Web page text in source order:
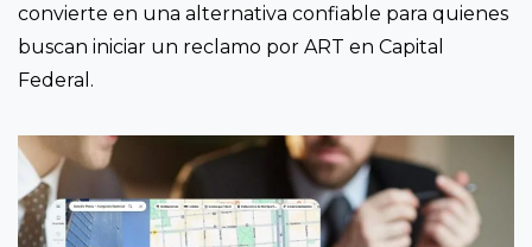
convierte en una alternativa confiable para quienes
buscan iniciar un reclamo por ART en Capital
Federal.